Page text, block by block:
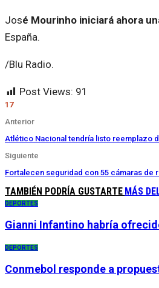
José Mourinho iniciará ahora
España.
/Blu Radio.
Post Views: 91
17
Anterior
Atlético Nacional tendría listo reemplazo
Siguiente
Fortalecen seguridad con 55 cámaras de
TAMBIÉN PODRÍA GUSTARTE MÁS
DEPORTES
Gianni Infantino habría
DEPORTES
Conmebol responde a